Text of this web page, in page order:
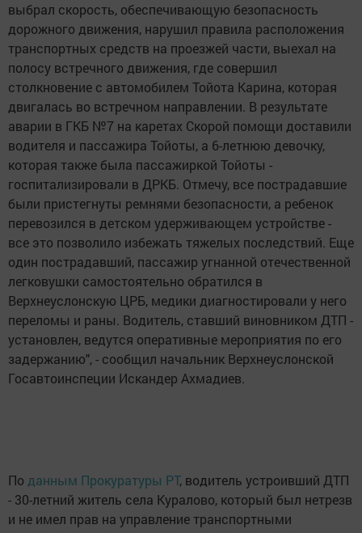
выбрал скорость, обеспечивающую безопасность
дорожного движения, нарушил правила расположения
транспортных средств на проезжей части, выехал на
полосу встречного движения, где совершил
столкновение с автомобилем Тойота Карина, которая
двигалась во встречном направлении. В результате
аварии в ГКБ №7 на каретах Скорой помощи доставили
водителя и пассажира Тойоты, а 6-летнюю девочку,
которая также была пассажиркой Тойоты -
госпитализировали в ДРКБ. Отмечу, все пострадавшие
были пристегнуты ремнями безопасности, а ребенок
перевозился в детском удерживающем устройстве -
все это позволило избежать тяжелых последствий. Еще
один пострадавший, пассажир угнанной отечественной
легковушки самостоятельно обратился в
Верхнеуслонскую ЦРБ, медики диагностировали у него
переломы и раны. Водитель, ставший виновником ДТП -
установлен, ведутся оперативные мероприятия по его
задержанию", - сообщил начальник Верхнеуслонской
Госавтоинспеции Искандер Ахмадиев.
По данным Прокуратуры РТ, водитель устроивший ДТП
- 30-летний житель села Куралово, который был нетрезв
и не имел прав на управление транспортными